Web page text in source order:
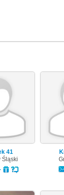
41
Śląski